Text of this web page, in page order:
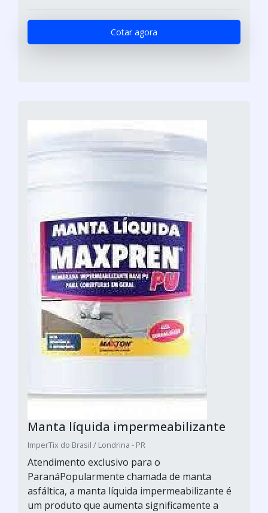
Cotar agora
Manta líquida impermeabilizante
ImperTix do Brasil / Londrina - PR
Atendimento exclusivo para o
ParanáPopularmente chamada de manta
asfáltica, a manta líquida impermeabilizante é
um produto que aumenta significamente a